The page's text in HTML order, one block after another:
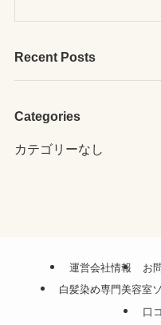
Recent Posts
Categories
カテゴリーなし
運営会社情報 お
白髪染め専門美容室
口